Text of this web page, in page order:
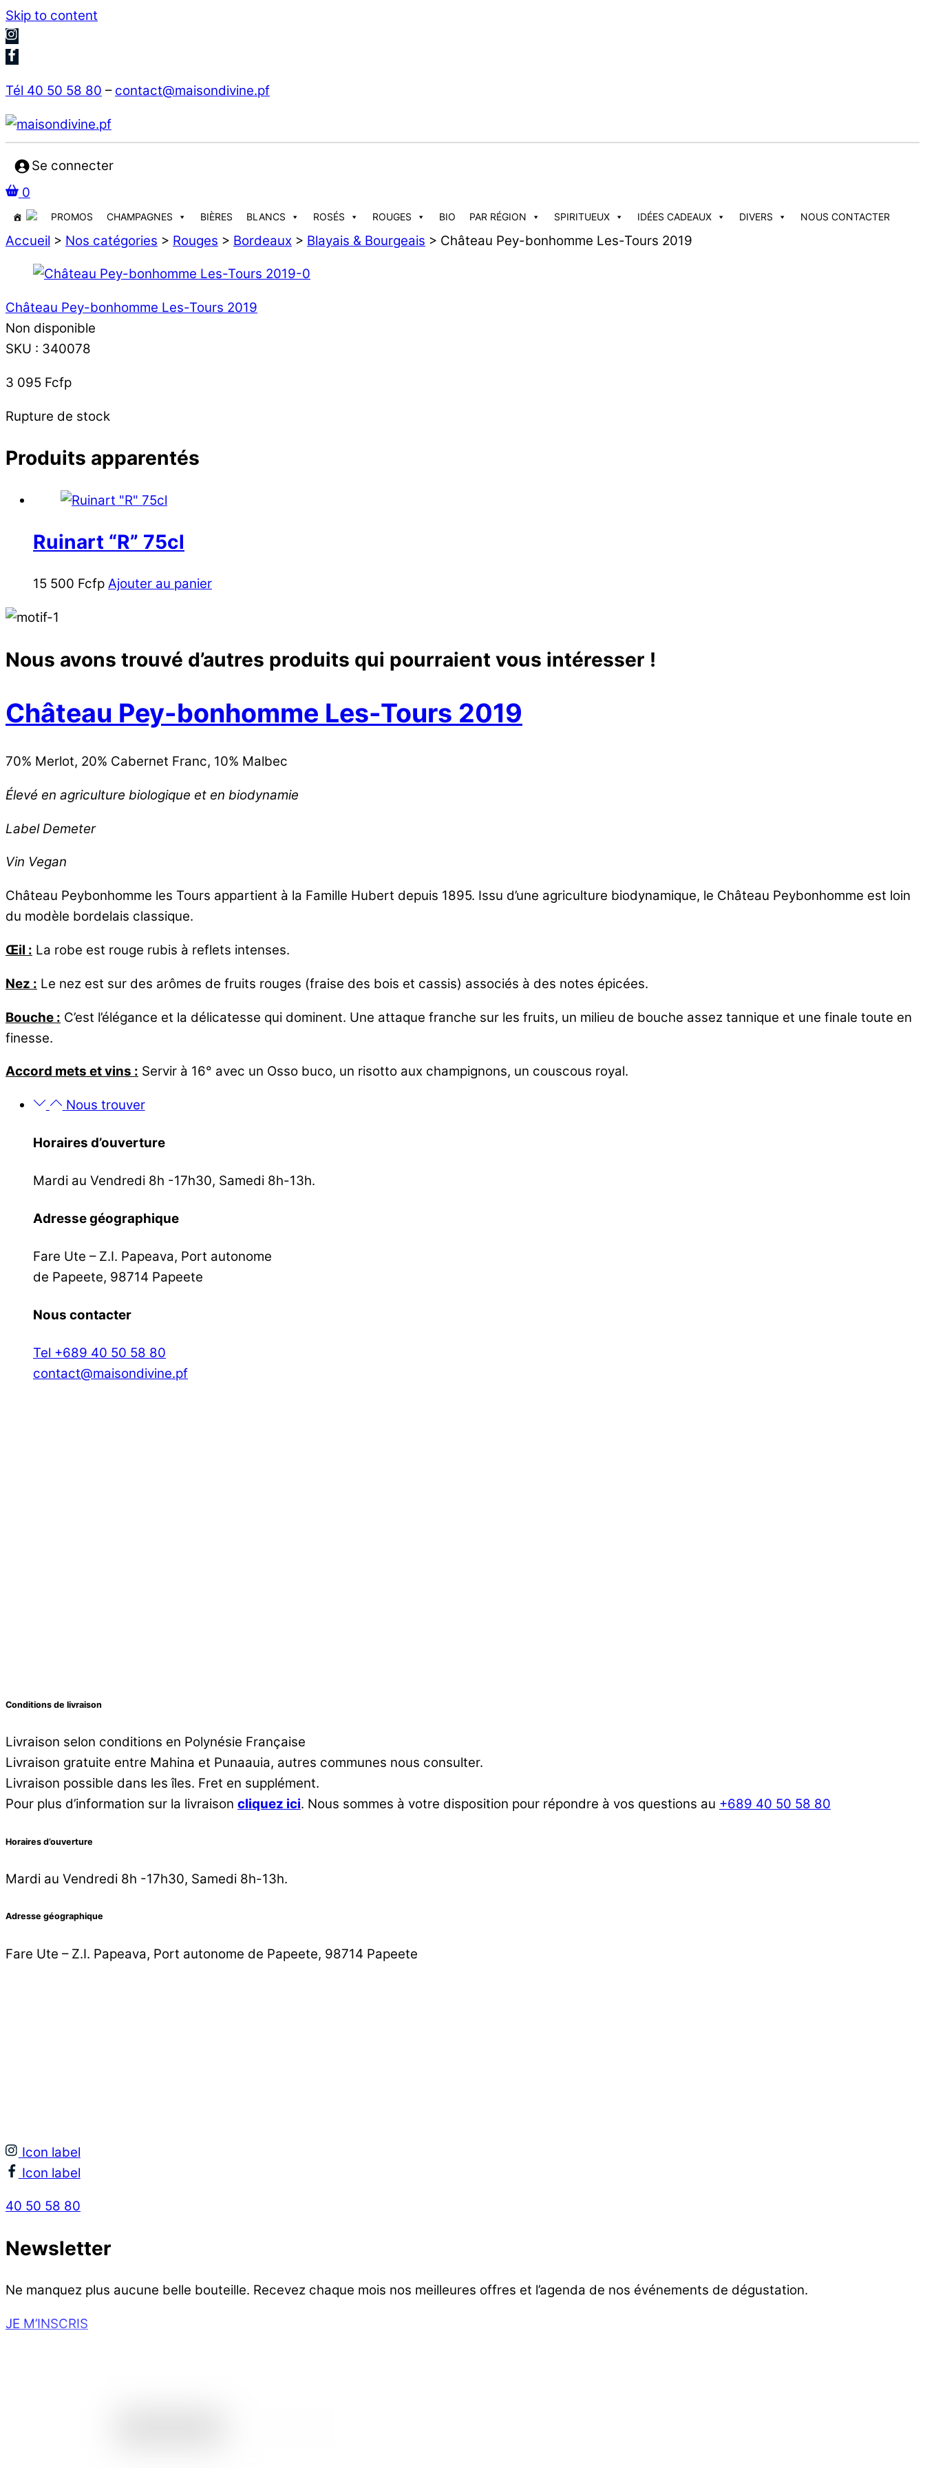
Skip to content
Tél 40 50 58 80 – contact@maisondivine.pf
Se connecter
0
PROMOS CHAMPAGNES BIÈRES BLANCS ROSÉS ROUGES BIO PAR RÉGION SPIRITUEUX IDÉES CADEAUX DIVERS NOUS CONTACTER
Accueil > Nos catégories > Rouges > Bordeaux > Blayais & Bourgeais > Château Pey-bonhomme Les-Tours 2019
Château Pey-bonhomme Les-Tours 2019
Non disponible
SKU : 340078
3 095 Fcfp
Rupture de stock
Produits apparentés
Ruinart “R” 75cl
15 500 Fcfp Ajouter au panier
Nous avons trouvé d’autres produits qui pourraient vous intéresser !
Château Pey-bonhomme Les-Tours 2019
70% Merlot, 20% Cabernet Franc, 10% Malbec
Élevé en agriculture biologique et en biodynamie
Label Demeter
Vin Vegan
Château Peybonhomme les Tours appartient à la Famille Hubert depuis 1895. Issu d’une agriculture biodynamique, le Château Peybonhomme est loin
du modèle bordelais classique.
Œil : La robe est rouge rubis à reflets intenses.
Nez : Le nez est sur des arômes de fruits rouges (fraise des bois et cassis) associés à des notes épicées.
Bouche : C’est l’élégance et la délicatesse qui dominent. Une attaque franche sur les fruits, un milieu de bouche assez tannique et une finale toute en
finesse.
Accord mets et vins : Servir à 16° avec un Osso buco, un risotto aux champignons, un couscous royal.
Nous trouver
Horaires d’ouverture
Mardi au Vendredi 8h -17h30, Samedi 8h-13h.
Adresse géographique
Fare Ute – Z.I. Papeava, Port autonome
de Papeete, 98714 Papeete
Nous contacter
Tel +689 40 50 58 80
contact@maisondivine.pf
Conditions de livraison
Livraison selon conditions en Polynésie Française
Livraison gratuite entre Mahina et Punaauia, autres communes nous consulter.
Livraison possible dans les îles. Fret en supplément.
Pour plus d’information sur la livraison cliquez ici. Nous sommes à votre disposition pour répondre à vos questions au +689 40 50 58 80
Horaires d’ouverture
Mardi au Vendredi 8h -17h30, Samedi 8h-13h.
Adresse géographique
Fare Ute – Z.I. Papeava, Port autonome de Papeete, 98714 Papeete
Icon label
Icon label
40 50 58 80
Newsletter
Ne manquez plus aucune belle bouteille. Recevez chaque mois nos meilleures offres et l’agenda de nos événements de dégustation.
JE M’INSCRIS